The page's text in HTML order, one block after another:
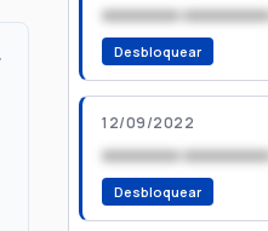
xxxxxxxx
Desbloquear
12/09/2022
xxxxxxxx
Desbloquear